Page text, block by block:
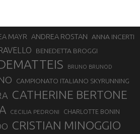
MAYR ANDREA ROSTAN ANNA INCERTI
BENEDETTA BROGGI
BRUNO BRUNOD
CAMPIONATO ITALIANO SKYRUNNING
CATHERINE BERTONE
CECILIA PEDRONI CHARLOTTE BONIN
CRISTIAN MINOGGIO